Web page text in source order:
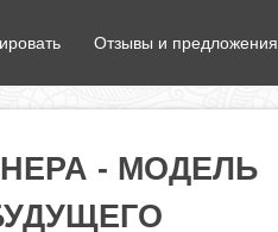
Отзывы и предложения
- МОДЕЛЬ